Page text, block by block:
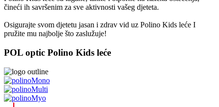
čineći ih savršenim za sve aktivnosti vašeg djeteta.
Osigurajte svom djetetu jasan i zdrav vid uz Polino Kids leće I
pružite mu najbolje što zaslužuje!
POL optic Polino Kids leće